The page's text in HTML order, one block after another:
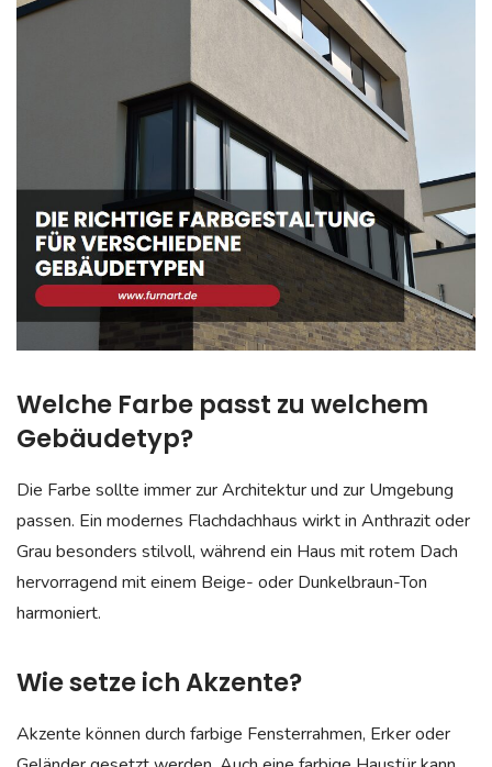
Welche Farbe passt zu welchem
Gebäudetyp?
Die Farbe sollte immer zur Architektur und zur Umgebung
passen. Ein modernes Flachdachhaus wirkt in Anthrazit oder
Grau besonders stilvoll, während ein Haus mit rotem Dach
hervorragend mit einem Beige- oder Dunkelbraun-Ton
harmoniert.
Wie setze ich Akzente?
Akzente können durch farbige Fensterrahmen, Erker oder